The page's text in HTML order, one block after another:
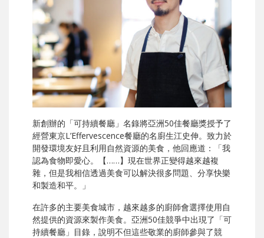
新創辦的「可持續餐廳」名錄將亞洲50佳餐廳獎授予了
經營東京L’Effervescence餐廳的名廚生江史伸。致力於
開發環境友好且利用自然資源的美食，他回應道：「我
認為食物即愛心。【……】現在世界正變得越來越複
雜，但是我相信透過美食可以解決很多問題、分享快樂
和製造和平。」
在許多的主要美食城市，越來越多的廚師會選擇使用自
然提供的資源來製作美食。亞洲50佳競爭中出現了「可
持續餐廳」目錄，說明不但這些敬業的廚師參與了競